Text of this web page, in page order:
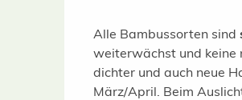
Alle Bambussorten sind
weiterwächst und keine
dichter und auch neue
März/April. Beim